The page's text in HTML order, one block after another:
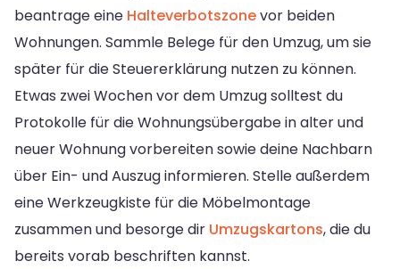
beantrage eine Halteverbotszonevor beiden
Wohnungen. Sammle Belege für den Umzug, um sie
später für die Steuererklärung nutzen zu können.
Etwas zwei Wochen vor dem Umzug solltest du
Protokolle für die Wohnungsübergabe in alter und
neuer Wohnung vorbereiten sowie deine Nachbarn
über Ein- und Auszug informieren. Stelle außerdem
eine Werkzeugkiste für die Möbelmontage
zusammen und besorge dir Umzugskartons, die du
bereits vorab beschriften kannst.